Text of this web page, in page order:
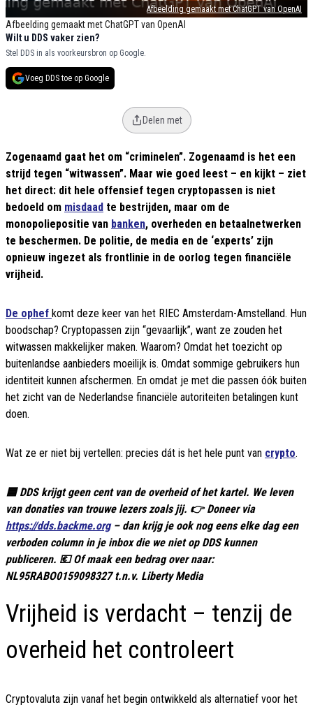
Afbeelding gemaakt met ChatGPT van OpenAI
Afbeelding gemaakt met ChatGPT van OpenAI
Wilt u DDS vaker zien?
Stel DDS in als voorkeursbron op Google.
Voeg DDS toe op Google
Delen met
Zogenaamd gaat het om “criminelen”. Zogenaamd is het een
strijd tegen “witwassen”. Maar wie goed leest – en kijkt – ziet
het direct: dit hele offensief tegen cryptopassen is niet
bedoeld om misdaad te bestrijden, maar om de
monopoliepositie van banken, overheden en betaalnetwerken
te beschermen. De politie, de media en de ‘experts’ zijn
opnieuw ingezet als frontlinie in de oorlog tegen financiële
vrijheid.
De ophef komt deze keer van het RIEC Amsterdam-Amstelland. Hun
boodschap? Cryptopassen zijn “gevaarlijk”, want ze zouden het
witwassen makkelijker maken. Waarom? Omdat het toezicht op
buitenlandse aanbieders moeilijk is. Omdat sommige gebruikers hun
identiteit kunnen afschermen. En omdat je met die passen óók buiten
het zicht van de Nederlandse financiële autoriteiten betalingen kunt
doen.
Wat ze er niet bij vertellen: precies dát is het hele punt van crypto.
🟦 DDS krijgt geen cent van de overheid of het kartel. We leven
van donaties van trouwe lezers zoals jij. 👉 Doneer via
https://dds.backme.org– dan krijg je ook nog eens elke dag een
verboden column in je inbox die we niet op DDS kunnen
publiceren. 💶 Of maak een bedrag over naar:
NL95RABO0159098327 t.n.v. Liberty Media
Vrijheid is verdacht – tenzij de
overheid het controleert
Cryptovaluta zijn vanaf het begin ontwikkeld als alternatief voor het